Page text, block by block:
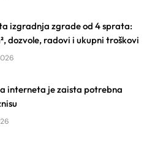
izgradnja zgrade od 4 sprata:
dozvole, radovi i ukupni troškovi
interneta je zaista potrebna